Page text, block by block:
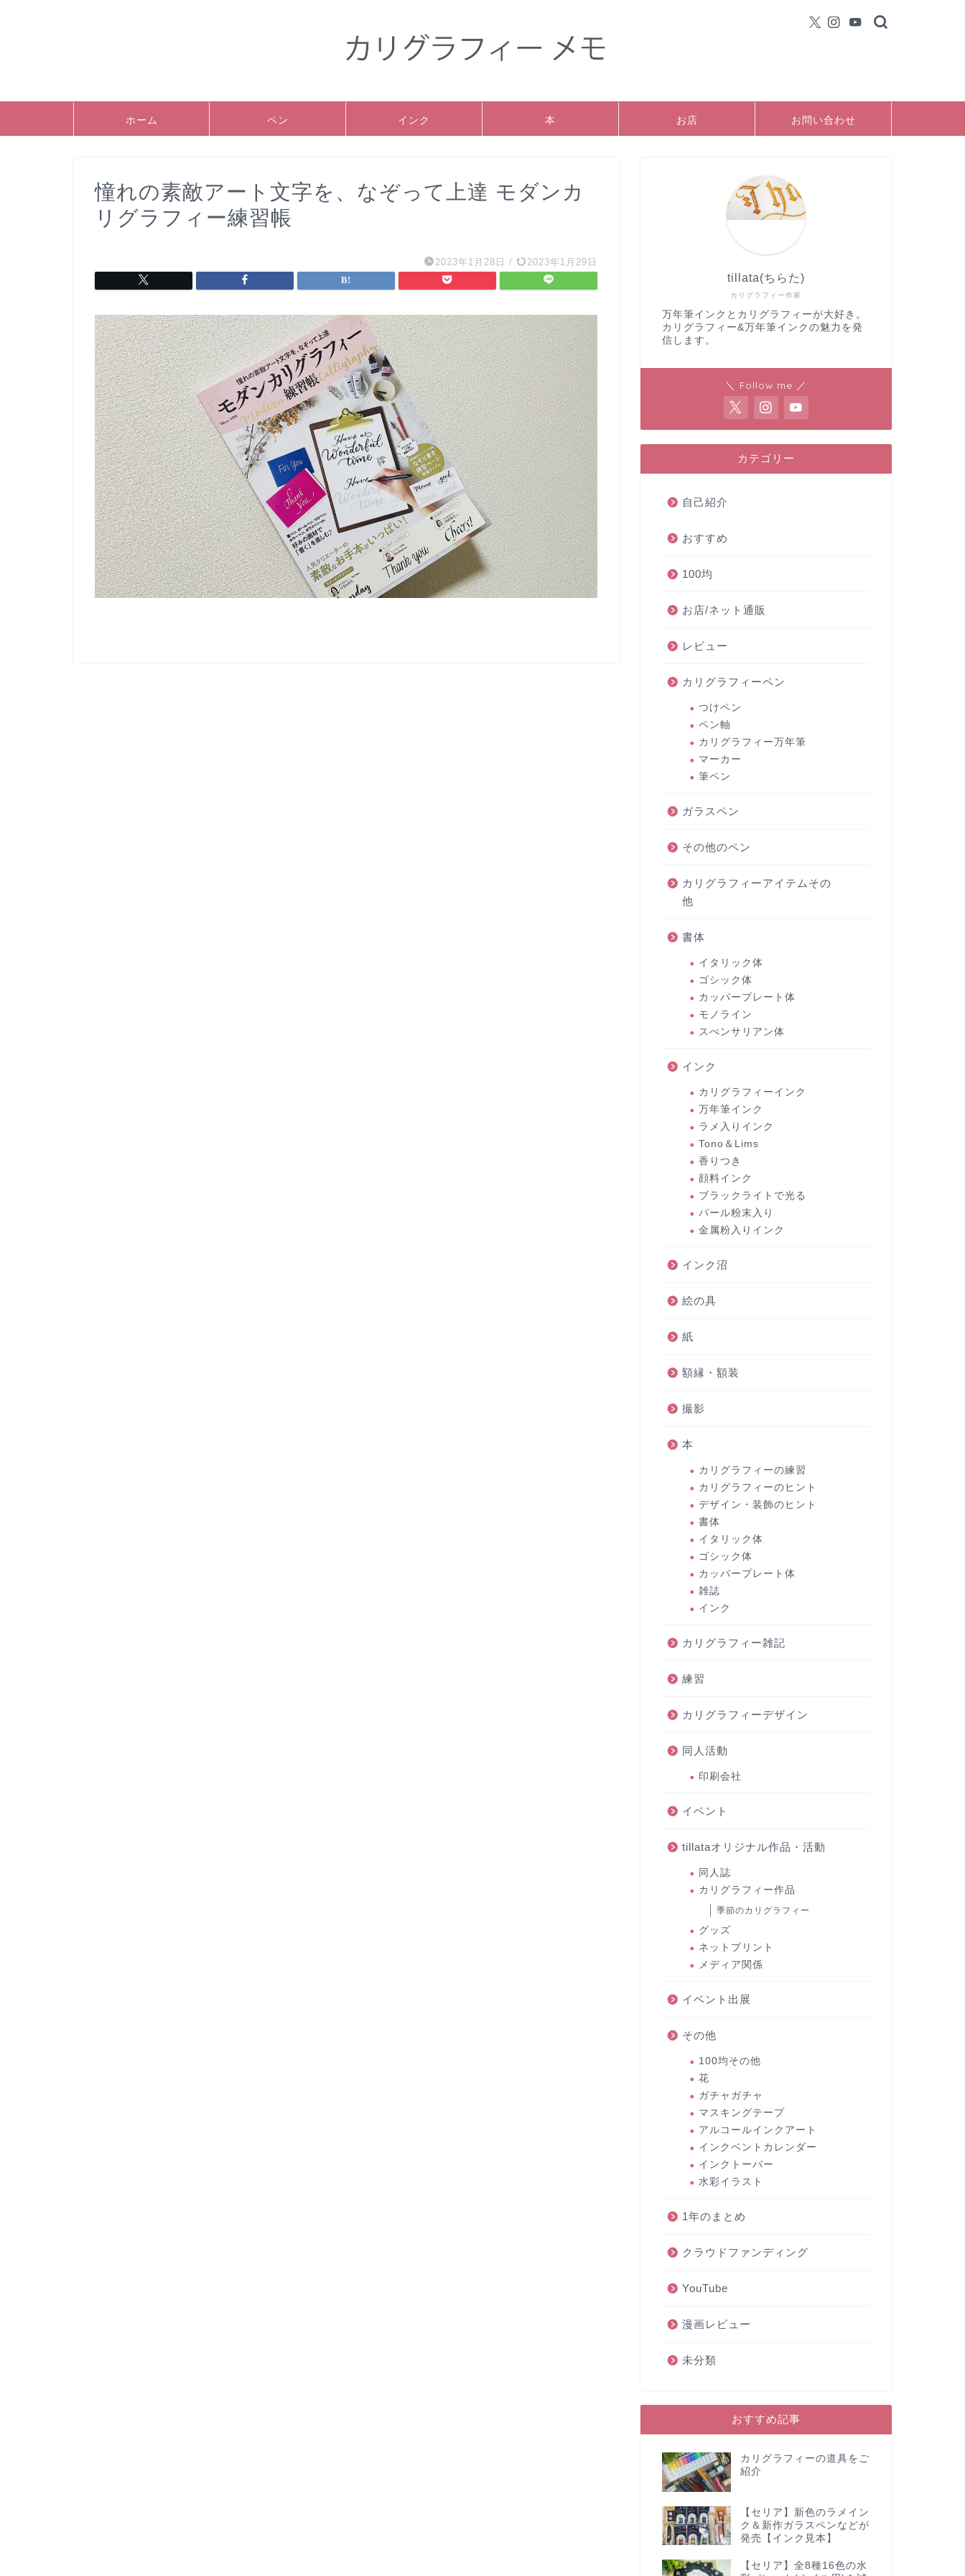
ホーム ペン インク 本 お店 お問い合わせ
憧れの素敵アート文字を、なぞって上達 モダンカ
リグラフィー練習帳
2023年1月28日 / 2023年1月29日
カリグラフィー作家
tillata(ちらた)
万年筆インクとカリグラフィーが大好き。
カリグラフィー&万年筆インクの魅力を発
信します。
＼ Follow me ／
カテゴリー
自己紹介
おすすめ
100均
お店/ネット通販
レビュー
カリグラフィーペン
つけペン
ペン軸
カリグラフィー万年筆
マーカー
筆ペン
ガラスペン
その他のペン
カリグラフィーアイテムその
他
書体
イタリック体
ゴシック体
カッパープレート体
モノライン
スぺンサリアン体
インク
カリグラフィーインク
万年筆インク
ラメ入りインク
Tono＆Lims
香りつき
顔料インク
ブラックライトで光る
パール粉末入り
金属粉入りインク
インク沼
絵の具
紙
額縁・額装
撮影
本
カリグラフィーの練習
カリグラフィーのヒント
デザイン・装飾のヒント
書体
イタリック体
ゴシック体
カッパープレート体
雑誌
インク
カリグラフィー雑記
練習
カリグラフィーデザイン
同人活動
印刷会社
イベント
tillataオリジナル作品・活動
同人誌
カリグラフィー作品
季節のカリグラフィー
グッズ
ネットプリント
メディア関係
イベント出展
その他
100均その他
花
ガチャガチャ
マスキングテープ
アルコールインクアート
インクベントカレンダー
インクトーバー
水彩イラスト
1年のまとめ
クラウドファンディング
YouTube
漫画レビュー
未分類
おすすめ記事
カリグラフィーの道具をご
紹介
【セリア】新色のラメイン
ク＆新作ガラスペンなどが
発売【インク見本】
【セリア】全8種16色の水